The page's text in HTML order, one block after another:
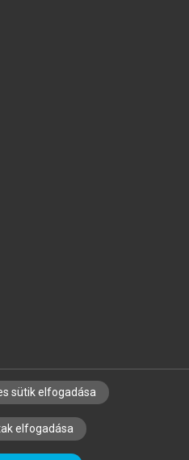
KÖNYVTÁROSOKNAK
ALAPELVEK
sütik elfogadása
elfogadása